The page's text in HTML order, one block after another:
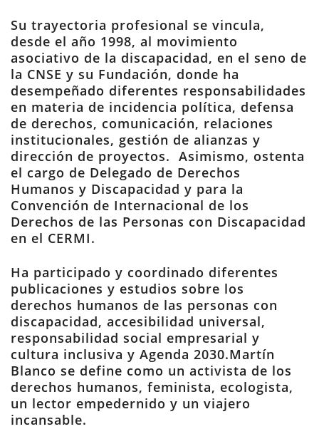
Su trayectoria profesional se vincula,
desde el año 1998, al movimiento
asociativo de la discapacidad, en el seno de
la CNSE y su Fundación, donde ha
desempeñado diferentes responsabilidades
en materia de incidencia política, defensa
de derechos, comunicación, relaciones
institucionales, gestión de alianzas y
dirección de proyectos. Asimismo, ostenta
el cargo de Delegado de Derechos
Humanos y Discapacidad y para la
Convención de Internacional de los
Derechos de las Personas con Discapacidad
en el CERMI.
Ha participado y coordinado diferentes
publicaciones y estudios sobre los
derechos humanos de las personas con
discapacidad, accesibilidad universal,
responsabilidad social empresarial y
cultura inclusiva y Agenda 2030.Martín
Blanco se define como un activista de los
derechos humanos, feminista, ecologista,
un lector empedernido y un viajero
incansable.